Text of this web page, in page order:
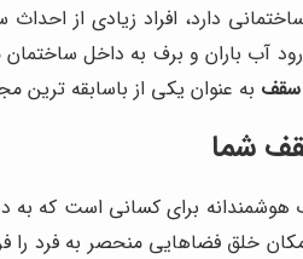
دارد، افراد زیادی از احداث
آب باران و برف به داخل
سقف به عنوان یکی از باسابقه
شما
برای کسانی است که به
خلق فضاهایی منحصر به فرد